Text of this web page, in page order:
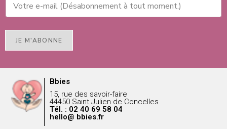
JE M'ABONNE
Bbies
15, rue des savoir-faire
44450 Saint Julien de Concelles
Tél. : 02 40 69 58 04
hello@ bbies.fr